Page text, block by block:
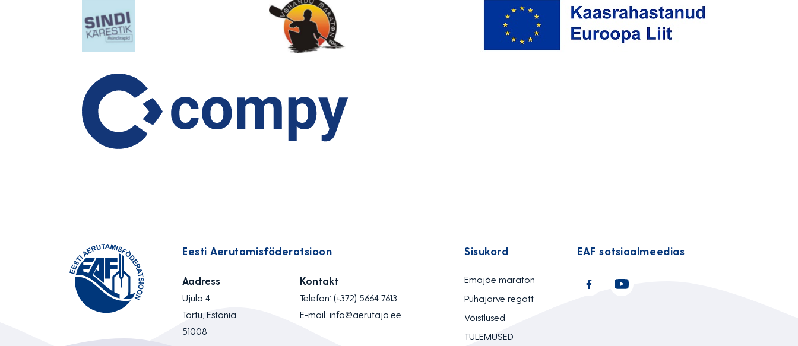
Eesti Aerutamisföderatsioon
Aadress
Ujula 4
Tartu, Estonia
51008
Kontakt
Telefon: (+372) 5664 7613
E-mail: info@aerutaja.ee
Sisukord
Emajõe maraton
Pühajärve regatt
Võistlused
TULEMUSED
EAF sotsiaalmeedias